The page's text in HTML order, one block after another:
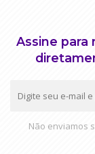
Assine para
Não enviamos